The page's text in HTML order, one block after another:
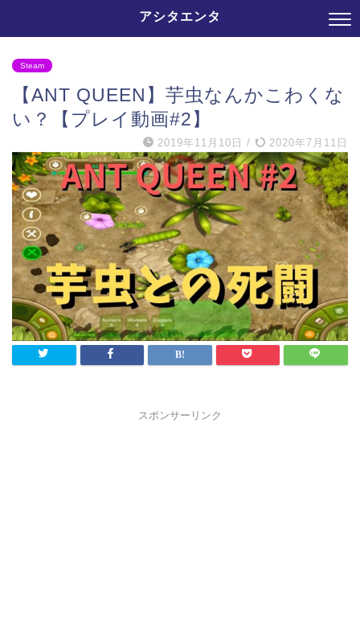
アシタエンタ
Steam
【ANT QUEEN】芋虫なんかこわくな
い？【プレイ動画#2】
2019年11月10日 / 2020年7月11日
スポンサーリンク